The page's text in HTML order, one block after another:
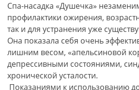
Спа-насадка «Душечка»
профилактики ожирения,
так и для устранения уже
Она показала себя очень
лишним весом, «апельсиновой
депрессивными состояниями,
хронической усталости.
Показаниями к использованию